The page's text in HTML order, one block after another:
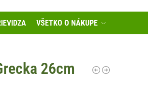
VŠETKO O NÁKUPE
26cm